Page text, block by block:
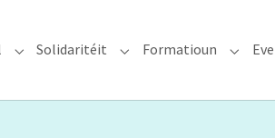
Submenu for "Glawen & Pastoral"
Solidaritéit Submenu for
Formatioun